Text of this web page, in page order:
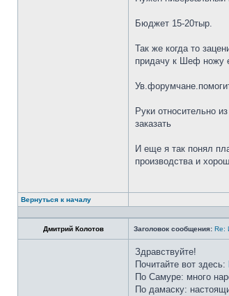
Бюджет 15-20тыр.
Так же когда то
придачу к Шеф ножу
Руки относительно
заказать
И еще я так понял
производства и
Вернуться к началу
Дмитрий Колотов Заголовок сообщения: Re:
Здравствуйте!
Почитайте вот здесь:
По Самуре: много
По дамаску: